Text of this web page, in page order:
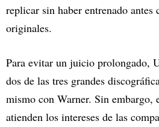
replicar sin haber entrenado antes
originales.
Para evitar un juicio prolongado,
dos de las tres grandes
mismo con Warner. Sin embargo,
atienden los intereses de las